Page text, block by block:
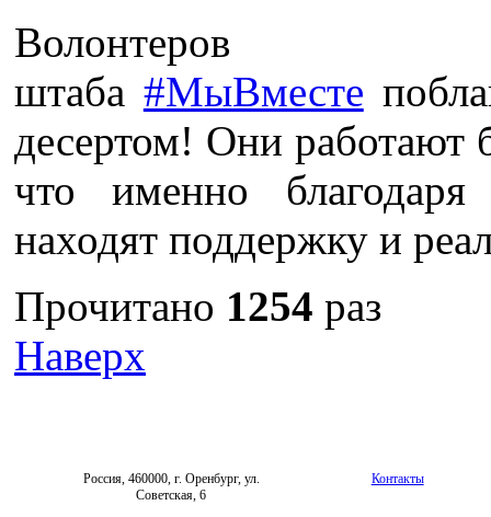
Волонтеров
штаба #МыВместе
десертом! Они работают
что именно
находят поддержку и
Прочитано 1254 раз
Наверх
Россия, 460000, г. Оренбург, ул.
Советская, 6
Контакты